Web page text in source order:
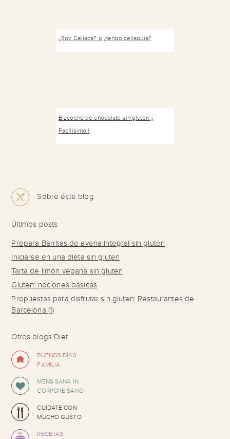
¿Soy Celíaca? o ¿tengo celiaquía?
Bizcocho de chocolate sin gluten ¡¡
Facilísimo!!
Sobre éste blog
Últimos posts
Prepara Barritas de avena integral sin gluten
Iniciarse en una dieta sin gluten
Tarta de limón vegana sin gluten
Gluten: nociones básicas
Propuestas para disfrutar sin gluten: Restaurantes de
Barcelona (1)
Otros blogs Diet
BUENOS DÍAS
FAMILIA
MENS SANA IN
CORPORE SANO
CUÍDATE CON
MUCHO GUSTO
RECETAS